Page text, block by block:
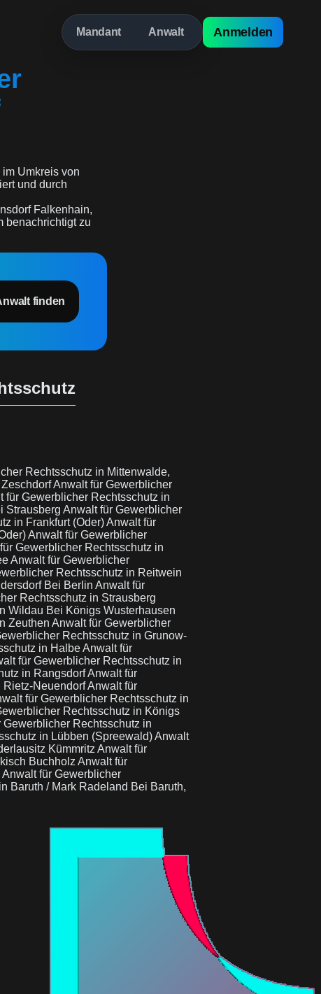
Mandant Anwalt Anmelden
im Umkreis von
und durch
Falkenhain,
benachrichtigt zu
finden
Rechtsschutz in Mittenwalde,
Anwalt für Gewerblicher
für Gewerblicher Rechtsschutz in
Strausberg Anwalt für Gewerblicher
in Frankfurt (Oder)Anwalt für
Anwalt für Gewerblicher
Gewerblicher Rechtsschutz in
Anwalt für Gewerblicher
Rechtsschutz in Reitwein
Bei Berlin Anwalt für
Rechtsschutz in Strausberg
Wildau Bei Königs Wusterhausen
Zeuthen Anwalt für Gewerblicher
Rechtsschutz in Grunow-
in HalbeAnwalt für
für Gewerblicher Rechtsschutz in
in RangsdorfAnwalt für
Rietz-NeuendorfAnwalt für
für Gewerblicher Rechtsschutz in
Rechtsschutz in Königs
Gewerblicher Rechtsschutz in
in Lübben (Spreewald)Anwalt
Kümmritz Anwalt für
Buchholz Anwalt für
Anwalt für Gewerblicher
Baruth / Mark Radeland Bei Baruth,